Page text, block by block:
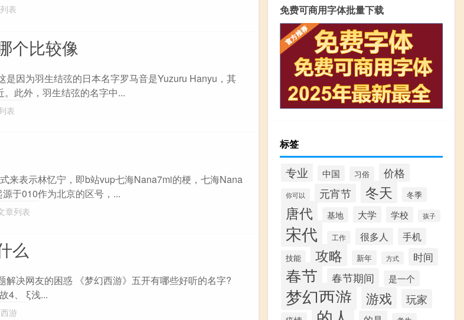
表
个比较像
是因为羽生结弦的日本名字罗马音是Yuzuru Hanyu，其
。此外，羽生结弦的名字中...
表
来表示林忆宁，即b站vup七海Nana7mi的梗，七海Nana
于010作为北京的区号，...
章列表
么
解决网友的困惑 《梦幻西游》五开有哪些好听的名字?
4、 ξ浅...
游
免费可商用字体批量下载
标签
专业 中国 习俗 价格
你可以 元宵节 冬天 冬季
唐代 基地 大学 学校 孩子
宋代 工作 很多人 手机
技能 攻略 新年 方式 时间
春节 春节期间 是一个
梦幻西游 游戏 玩家